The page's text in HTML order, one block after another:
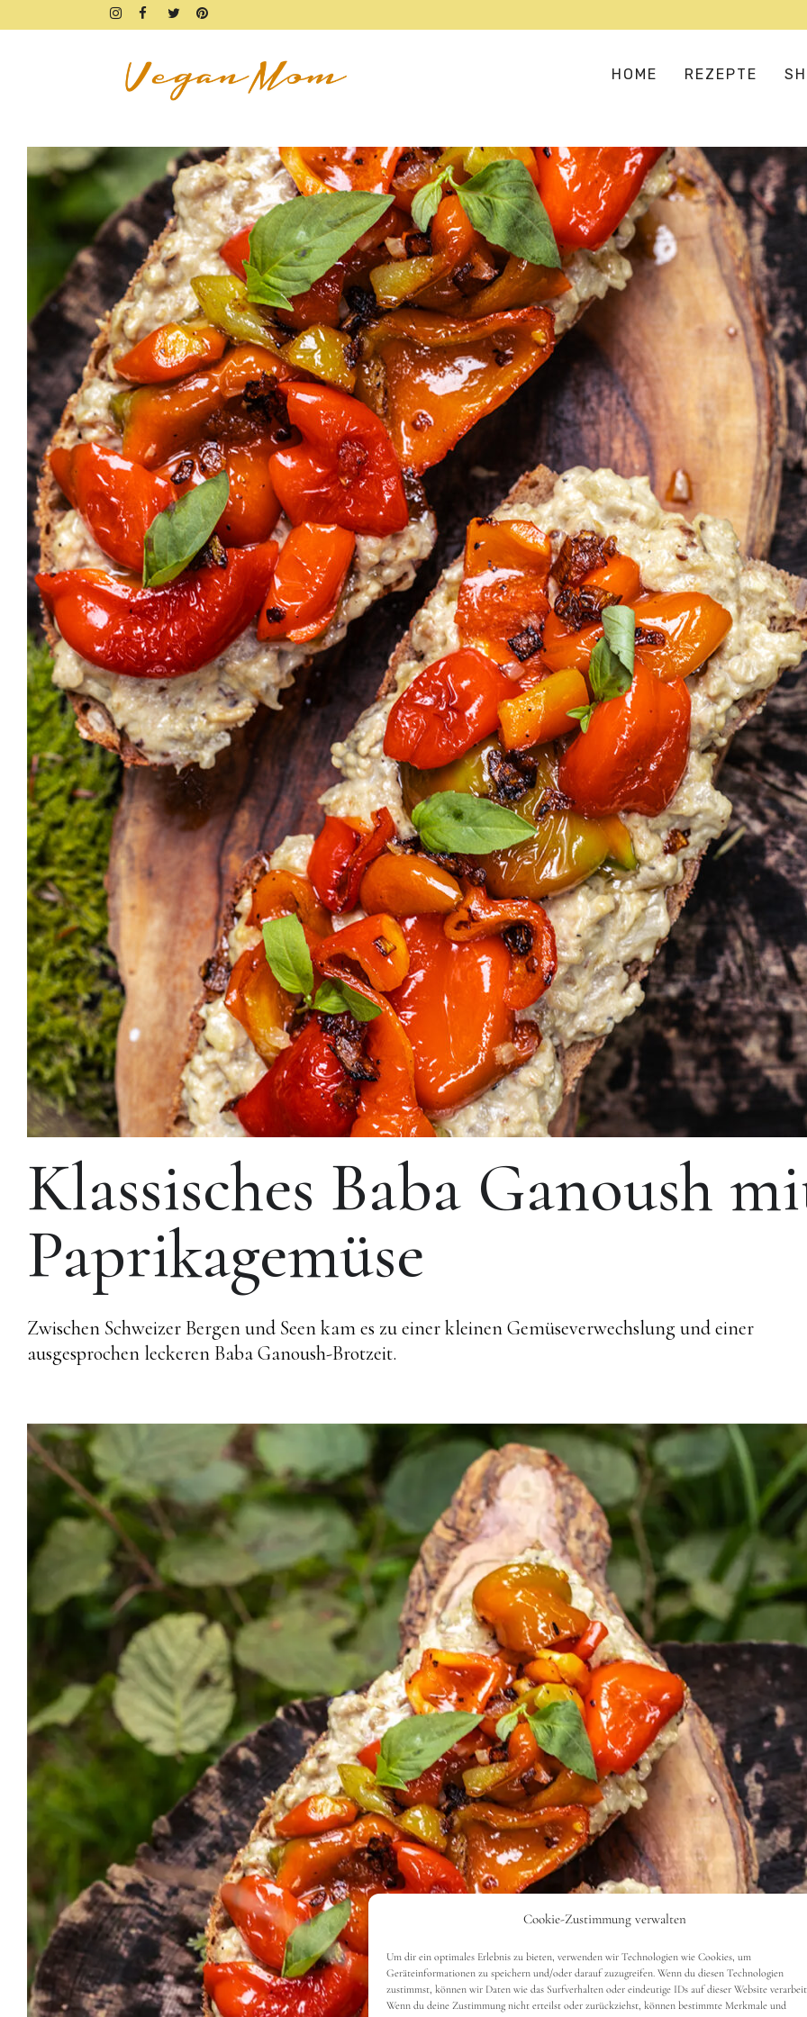
Cookie-Zustimmung verwalten
Um dir ein optimales Erlebnis zu bieten, verwenden wir Technologien wie Cookies, um
Geräteinformationen zu speichern und/oder darauf zuzugreifen. Wenn du diesen Technologien
zustimmst, können wir Daten wie das Surfverhalten oder eindeutige IDs auf dieser Website
Wenn du deine Zustimmung nicht erteilst oder zurückziehst, können bestimmte Merkmale und
HOME REZEPTE
FRÜHSTÜCK
BROTZEIT
DIPS & AUFSTRICHE
FINGERFOOD & SNACKS
DRINKS, SHAKES & SMOOTHIE
SÜSSES
KUCHEN, TARTES & TORTEN
VEGAN BASIC
GRILLEN & PICKNICK
BEILAGEN
VANLIFE & REZEPTE
SUPPEN & EINTÖPFE
SALATE & BOWLS
BULGUR, COUSCOUS & CO
FLEISCH- UND FISCHERSATZ
GEMÜSELIEBE
VERSTECKTES GEMÜSE
PIZZA, PASTA & REIS
Klassisches Baba Ganoush
Paprikagemüse
Zwischen Schweizer Bergen und Seen kam es zu einer kleinen Gemüseverwechslung und einer
ausgesprochen leckeren Baba Ganoush-Brotzeit.